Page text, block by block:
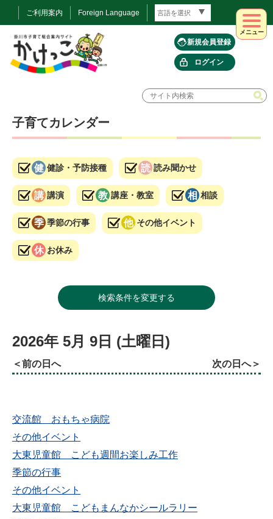
ご利用案内 Foreign Language
新規会員登録
ログイン
メニュー
子育てカレンダー
健診・予防接種 読み聞かせ
講演 講座・教室 相談
季節の行事 その他イベント
お休み
検索条件を変更する
2026年 5月 9日 (土曜日 )
前の日へ 次の日へ
交流館 おもちゃ病院
その他イベント
大東児童館 こども週間お楽しみ工作
季節の行事
その他イベント
大東児童館 こどもまんなかシールラリー